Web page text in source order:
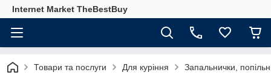
Internet Market TheBestBuy
Товари та послуги Для куріння Запальнички,